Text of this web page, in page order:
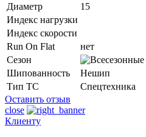
Диаметр
15
Индекс нагрузки
Индекс скорости
Run On Flat
нет
Сезон
Шипованность
Нешип
Тип ТС
Спецтехника
Оставить отзыв
close
Клиенту